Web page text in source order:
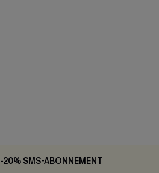
-20% SMS-ABONNEMENT